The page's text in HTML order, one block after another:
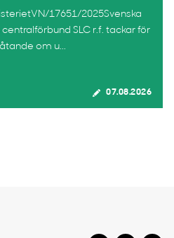
17651/2025Svenska
SLC r.f. tackar för
om u...
07.08.2026